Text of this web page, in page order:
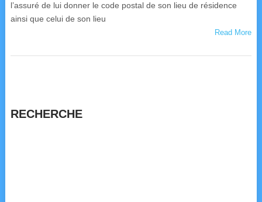
l’assuré de lui donner le code postal de son lieu de résidence
ainsi que celui de son lieu
Read More
RECHERCHE